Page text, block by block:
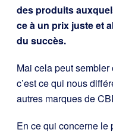
des produits
ce à un prix juste et
du succès.
Mai cela peut
c’est ce qui nous
autres marques de
En ce qui concerne le